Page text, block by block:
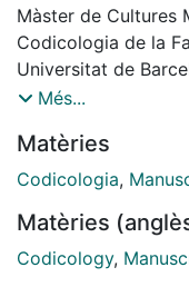
(1218 – 1274), pero
Cataluña se refiere
de la misma.
primero en atribuir
refiere al trabajo de
y lo define como
Màster de Cultures
Codicologia de la
Universitat de
Gemma Avenoza
de Catalunya:
https://
Més...
Matèries
Codicologia,
Matèries
Codicology,